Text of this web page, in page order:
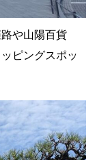
や山陽百貨
ピングスポッ